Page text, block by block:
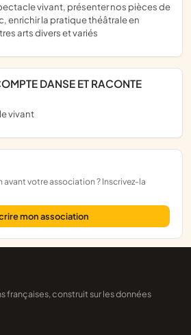
mon association
enrichir la pratique théâtrale en
arts divers et variés
DANSE ET RACONTE
vivant